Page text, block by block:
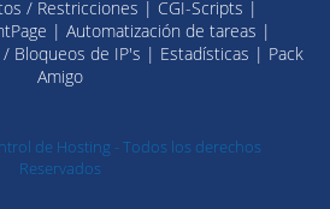
/ Restricciones | CGI-Scripts |
| Automatización de tareas |
Bloqueos de IP's | Estadísticas | Pack
Amigo
de Hosting - Todos los derechos
Reservados